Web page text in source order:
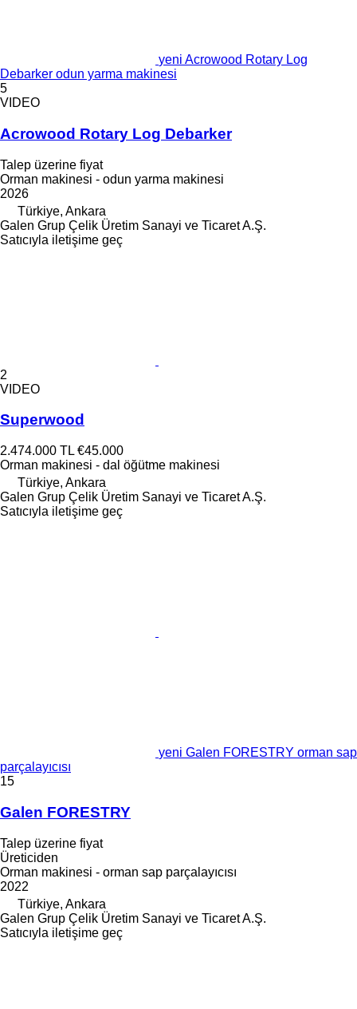
yeni Acrowood Rotary Log
Debarker odun yarma makinesi
5
VIDEO
Acrowood Rotary Log Debarker
Talep üzerine fiyat
Orman makinesi - odun yarma makinesi
2026
Türkiye, Ankara
Galen Grup Çelik Üretim Sanayi ve Ticaret A.Ş.
Satıcıyla iletişime geç
2
VIDEO
Superwood
2.474.000 TL €45.000
Orman makinesi - dal öğütme makinesi
Türkiye, Ankara
Galen Grup Çelik Üretim Sanayi ve Ticaret A.Ş.
Satıcıyla iletişime geç
yeni Galen FORESTRY orman sap
parçalayıcısı
15
Galen FORESTRY
Talep üzerine fiyat
Üreticiden
Orman makinesi - orman sap parçalayıcısı
2022
Türkiye, Ankara
Galen Grup Çelik Üretim Sanayi ve Ticaret A.Ş.
Satıcıyla iletişime geç